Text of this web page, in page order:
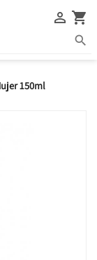

 
150ml